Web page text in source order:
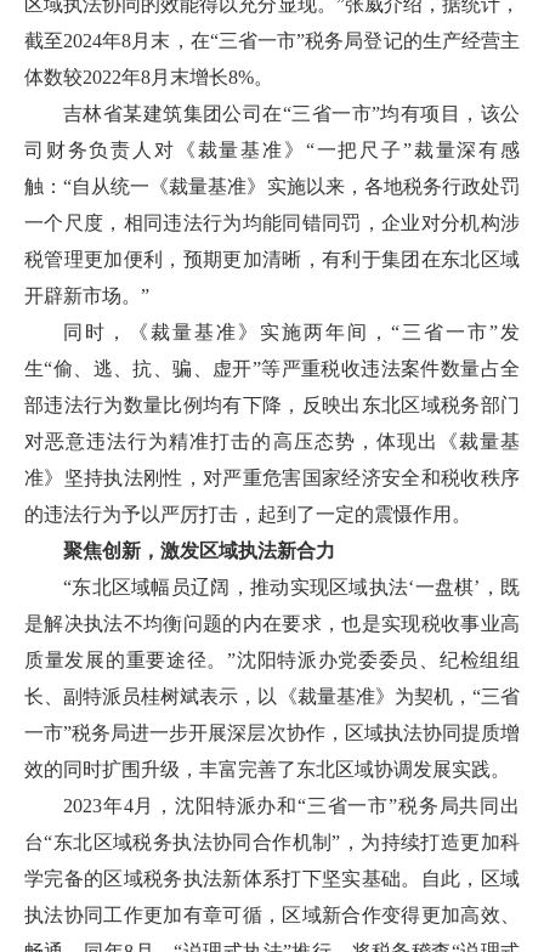
区域执法协同的效能得以充分显现。”张威介绍，据统计，
截至2024年8月末，在“三省一市”税务局登记的生产经营主
体数较2022年8月末增长8%。
吉林省某建筑集团公司在“三省一市”均有项目，该公
司财务负责人对《裁量基准》“一把尺子”裁量深有感
触：“自从统一《裁量基准》实施以来，各地税务行政处罚
一个尺度，相同违法行为均能同错同罚，企业对分机构涉
税管理更加便利，预期更加清晰，有利于集团在东北区域
开辟新市场。”
同时，《裁量基准》实施两年间，“三省一市”发
生“偷、逃、抗、骗、虚开”等严重税收违法案件数量占全
部违法行为数量比例均有下降，反映出东北区域税务部门
对恶意违法行为精准打击的高压态势，体现出《裁量基
准》坚持执法刚性，对严重危害国家经济安全和税收秩序
的违法行为予以严厉打击，起到了一定的震慑作用。
聚焦创新，激发区域执法新合力
“东北区域幅员辽阔，推动实现区域执法‘一盘棋’，既
是解决执法不均衡问题的内在要求，也是实现税收事业高
质量发展的重要途径。”沈阳特派办党委委员、纪检组组
长、副特派员桂树斌表示，以《裁量基准》为契机，“三省
一市”税务局进一步开展深层次协作，区域执法协同提质增
效的同时扩围升级，丰富完善了东北区域协调发展实践。
2023年4月，沈阳特派办和“三省一市”税务局共同出
台“东北区域税务执法协同合作机制”，为持续打造更加科
学完备的区域税务执法新体系打下坚实基础。自此，区域
执法协同工作更加有章可循，区域新合作变得更加高效、